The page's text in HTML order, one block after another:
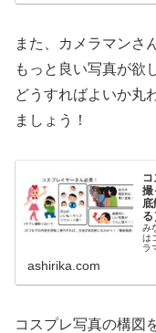
また、カメラマンさ
もっと良い写真が欲
どうすればよいか丸
ましょう！
撮
底
る
み
は
ラ
ashirika.com
コスプレ写真の構図